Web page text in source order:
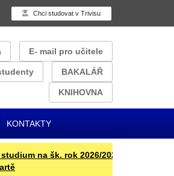
Chci studovat v Trivisu
E- mail pro učitele
BAKALÁŘ
KNIHOVNA
KONTAKTY
na šk. rok 2026/2027
Přijímací řízení